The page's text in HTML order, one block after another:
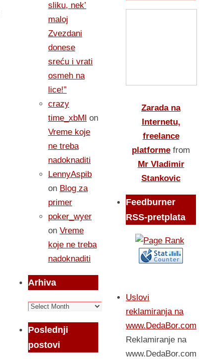
sliku, nek’
maloj
Zvezdani
donese
sreću i vrati
osmeh na
lice!”
crazy
time_xbMl on
Vreme koje
ne treba
nadoknaditi
LennyAspib
on Blog za
primer
poker_wyer
on Vreme
koje ne treba
nadoknaditi
Arhiva
Arhiva
Poslednji
postovi
Zarada na
Internetu,
freelance
platforme from
Mr Vladimir
Stankovic
Feedburner
RSS-pretplata
Uslovi
reklamiranja na
www.DedaBor.com
Reklamiranje na
www.DedaBor.com